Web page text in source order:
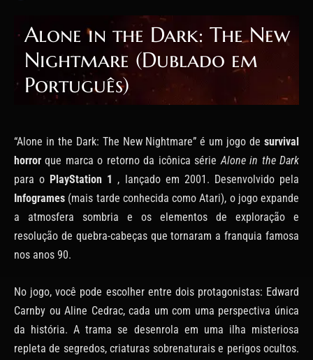
Alone in the Dark: The New
Nightmare (Dublado em
Português)
“Alone in the Dark: The New Nightmare” é um jogo de survival
horrorque marca o retorno da icônica sérieAlone in the Dark
para o PlayStation 1 , lançado em 2001. Desenvolvido pela
Infogrames (mais tarde conhecida como Atari), o jogo expande
a atmosfera sombria e os elementos de exploração e
resolução de quebra-cabeças que tornaram a franquia famosa
nos anos 90.
No jogo, você pode escolher entre dois protagonistas: Edward
Carnby ou Aline Cedrac, cada um com uma perspectiva única
da história. A trama se desenrola em uma ilha misteriosa
repleta de segredos, criaturas sobrenaturais e perigos ocultos.